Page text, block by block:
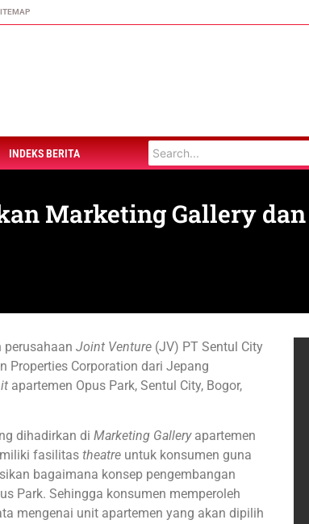
INDEKS BERITA
Marketing Gallery dan
perusahaan Joint Venture (JV) PT Sentul City
Properties Corporation dari Jepang
apartemen Opus Park, Sentul City, Bogor,
dihadirkan di Marketing Galleryapartemen
fasilitas theatre untuk konsumen guna
bagaimana konsep pengembangan
Park. Sehingga konsumen memperoleh
mengenai unit apartemen yang akan dipilih